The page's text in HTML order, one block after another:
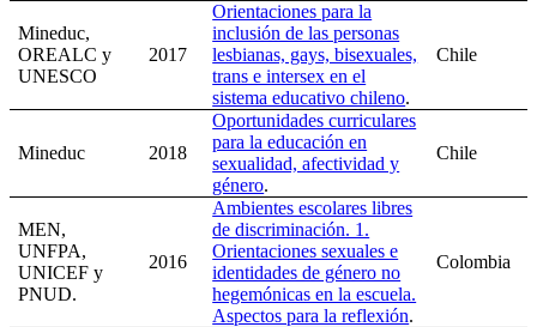
Mineduc,
OREALC y
UNESCO
2017
Orientaciones para la
inclusión de las personas
lesbianas, gays, bisexuales,
trans e intersex en el
sistema educativo chileno.
Chile
Mineduc 2018
Oportunidades curriculares
para la educación en
sexualidad, afectividad y
género.
Chile
MEN,
UNFPA,
UNICEF y
PNUD.
2016
Ambientes escolares libres
de discriminación. 1.
Orientaciones sexuales e
identidades de género no
hegemónicas en la escuela.
Aspectos para la reflexión.
Colombia